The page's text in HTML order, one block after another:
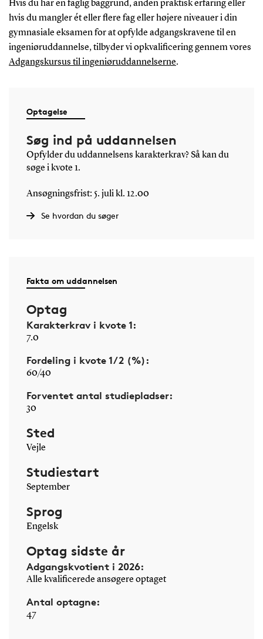
Hvis du har en faglig baggrund, anden praktisk erfaring eller
hvis du mangler ét eller flere fag eller højere niveauer i din
gymnasiale eksamen for at opfylde adgangskravene til en
ingeniøruddannelse, tilbyder vi opkvalificering gennem vores
Adgangskursus til ingeniøruddannelserne.
Optagelse
Søg ind på uddannelsen
Opfylder du uddannelsens karakterkrav? Så kan du
søge i kvote 1.
Ansøgningsfrist: 5. juli kl. 12.00
Se hvordan du søger
Fakta om uddannelsen
Optag
Karakterkrav i kvote 1:
7.0
Fordeling i kvote 1/2 (%):
60/40
Forventet antal studiepladser:
30
Sted
Vejle
Studiestart
September
Sprog
Engelsk
Optag sidste år
Adgangskvotient i 2026:
Alle kvalificerede ansøgere optaget
Antal optagne:
47